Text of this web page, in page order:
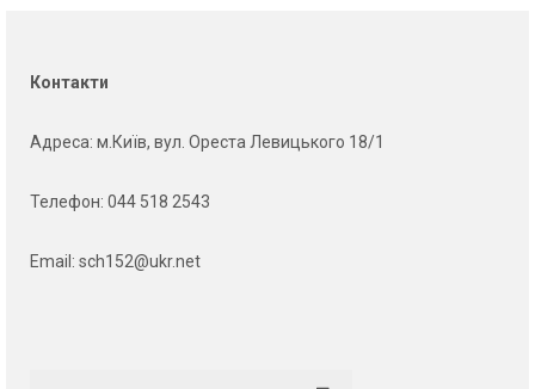
Контакти
Адреса: м.Київ, вул. Ореста Левицького 18/1
Телефон: 044 518 2543
Email: sch152@ukr.net